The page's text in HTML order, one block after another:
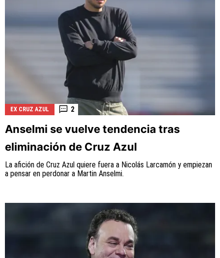
EX CRUZ AZUL 2
Anselmi se vuelve tendencia tras
eliminación de Cruz Azul
La afición de Cruz Azul quiere fuera a Nicolás Larcamón y empiezan
a pensar en perdonar a Martin Anselmi.